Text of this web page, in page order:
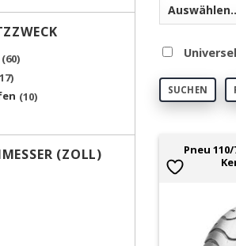
60
17
10
(ZOLL)
SUCHEN
Pneu 110/